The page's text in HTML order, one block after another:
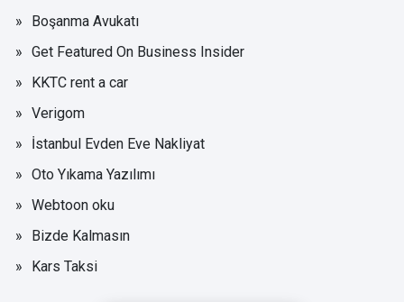
Boşanma Avukatı
Get Featured On Business Insider
KKTC rent a car
Verigom
İstanbul Evden Eve Nakliyat
Oto Yıkama Yazılımı
Webtoon oku
Bizde Kalmasın
Kars Taksi